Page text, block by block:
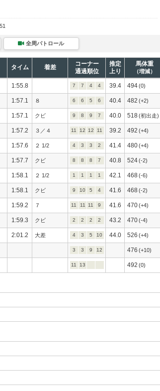
51
全周パトロール
タイム 着差
コーナー
通過順位
推定
上り
馬体重
（増減）
1:55.8 7 7 4 4 39.4 494(0)
1:57.1 ８ 6 6 5 6 40.4 482 (+2)
1:57.1 クビ 9 8 9 7 40.0 518(初出走)
1:57.2 ３／４ 11 12 12 11 39.2 492 (+4)
1:57.6 ２ 1/2 4 3 3 2 41.4 480(+4)
1:57.7 クビ 8 8 8 7 40.8 524(-2)
1:58.1 ２ 1/2 1 1 1 1 42.1 468(-6)
1:58.1 クビ 9 10 5 4 41.6 468 (-2)
1:59.2 ７ 11 11 11 9 41.6 470(+4)
1:59.3 クビ 2 2 2 2 43.2 470(-4)
2:01.2 大差 4 3 5 10 44.0 526 (+4)
3 3 9 12 476 (+10)
11 13 492 (0)